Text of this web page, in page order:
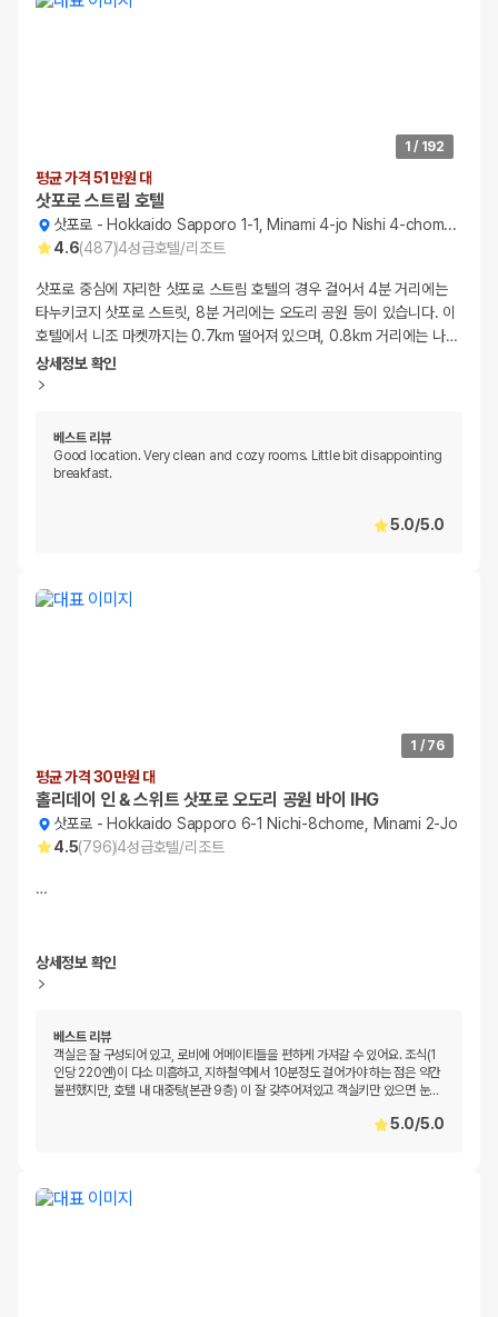
1 / 192
평균 가격 51만원 대
삿포로 스트림 호텔
삿포로 - Hokkaido Sapporo 1-1, Minami 4-jo Nishi 4-chome, Chuo-ku
4.6(487)4성급호텔/리조트
삿포로 중심에 자리한 삿포로 스트림 호텔의 경우 걸어서 4분 거리에는
타누키코지 삿포로 스트릿, 8분 거리에는 오도리 공원 등이 있습니다. 이
호텔에서 니조 마켓까지는 0.7km 떨어져 있으며, 0.8km 거리에는 나…
상세정보 확인
베스트 리뷰
Good location. Very clean and cozy rooms. Little bit disappointing
breakfast.
5.0/5.0
1 / 76
평균 가격 30만원 대
홀리데이 인 & 스위트 삿포로 오도리 공원 바이 IHG
삿포로 - Hokkaido Sapporo 6-1 Nichi-8chome, Minami 2-Jo
4.5(796)4성급호텔/리조트
…
상세정보 확인
베스트 리뷰
객실은 잘 구성되어 있고, 로비에 어메이티들을 편하게 가져갈 수 있어요. 조식(1
인당 220엔)이 다소 미흡하고, 지하철역에서 10분정도 걸어가야 하는 점은 약간
불편했지만, 호텔 내 대중탕(본관 9층) 이 잘 갖추어져있고 객실키만 있으면 눈…
5.0/5.0